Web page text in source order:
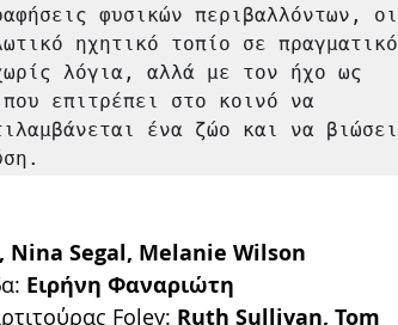
φυσικών περιβαλλόντων, οι
ηχητικό τοπίο σε πραγματικό
λόγια, αλλά με τον ήχο ως
επιτρέπει στο κοινό να
ένα ζώο και να βιώσει
Segal, Melanie Wilson
Ειρήνη Φαναριώτη
Foley: Ruth Sullivan, Tom